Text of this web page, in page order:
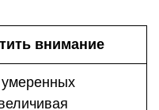
внимание